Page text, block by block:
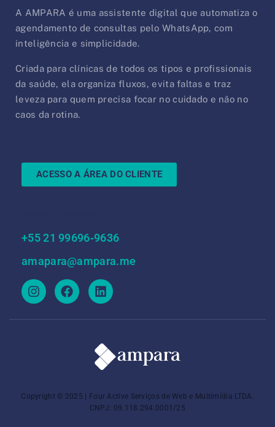
A AMPARA é uma assistente digital que automatiza o
agendamento de consultas pelo WhatsApp, com
inteligência e simplicidade.
Criada para clínicas de todos os tipos e profissionais
da saúde, ela organiza fluxos, evita faltas e traz
leveza para quem precisa focar no cuidado e não no
caos da rotina.
ACESSO A ÁREA DO CLIENTE
‪+55 21 99696‑9636‬
amapara@ampara.me
Copyright © 2025 | Four Active Serviços de Web e Multimídia LTDA.
CNPJ: 09.118.294.0001/25